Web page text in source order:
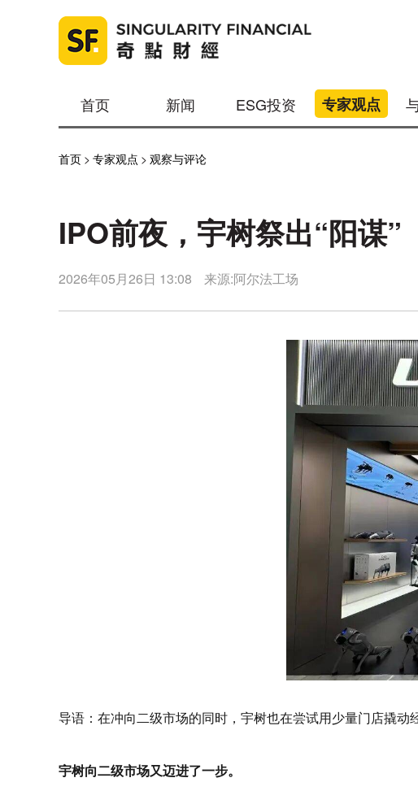
首页 新闻 ESG投资 专家观点
首页 > 专家观点 > 观察与评论
IPO前夜，宇树祭出“阳谋”
2026年05月26日 13:08 来源:阿尔法工场
导语：在冲向二级市场的同时，宇树也在尝试用少量门店撬动
宇树向二级市场又迈进了一步。